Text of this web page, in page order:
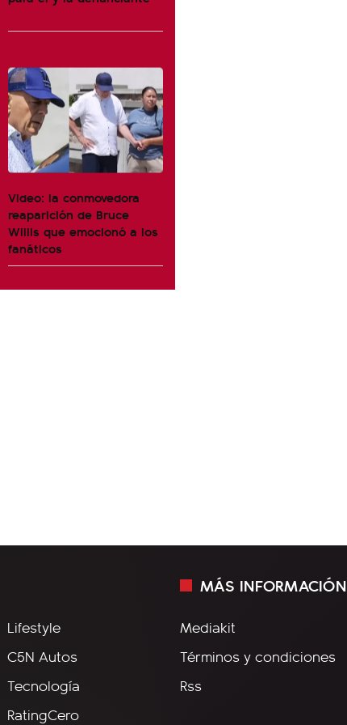
Video: la conmovedora
reaparición de Bruce
Willis que emocionó a los
fanáticos
Lifestyle
C5N Autos
Tecnología
RatingCero
MÁS INFORMACIÓN
Mediakit
Términos y condiciones
Rss